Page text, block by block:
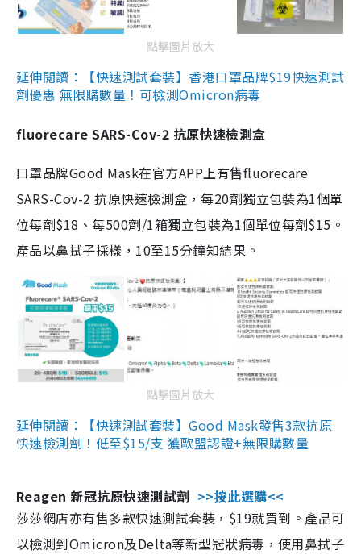
點擊圖片放大
延伸閱讀：【快速測試套裝】香港口罩品牌$19快速測試
劑優惠 無限購數量！可檢測Omicron病毒
fluorecare SARS-Cov-2 抗原快速檢測盒
口罩品牌Good Mask在官方APP上有售fluorecare
SARS-Cov-2 抗原快速檢測盒，每20劑獨立包裝為1個單
位每劑$18、每500劑/1箱獨立包裝為1個單位每劑$15。
產品以鼻拭子採樣，10至15分鐘知結果。
點擊圖片放大
延伸閱讀：【快速測試套裝】Good Mask發售3款抗原
快速檢測劑！低至$15/支 獲歐盟認證+無限購數量
Reagen 新冠抗原快速測試劑 >>按此選購<<
莎莎網店亦有售多款快速測試套裝，$19就買到。產品可
以檢測到Omicron及Delta等新型冠狀病毒，使用鼻拭子